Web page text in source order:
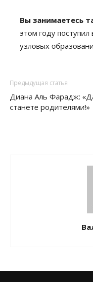
Вы занимаетесь
этом году
узловых
Предыдущая статья
Диана Аль Фарадж:
станете родителями!»